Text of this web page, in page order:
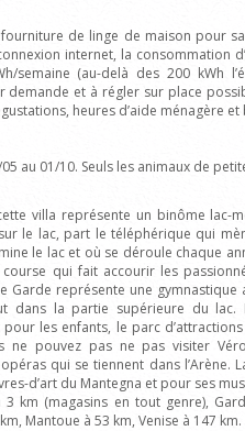
de linge de maison pour
internet, la consommation
semaine (au-delà des 200 kWh
demande et à régler sur place
heures d’aide ménagère et
au 01/10. Seuls les animaux de
villa représente un binôme lac-
le lac, part le téléphérique qui
le lac et où se déroule chaque
qui fait accourir les
Garde représente une gymnastique
dans la partie supérieure du
les enfants, le parc
ne pouvez pas ne pas visiter
qui se tiennent dans l’Arène.
d’art du Mantegna et pour ses
km (magasins en tout genre),
Mantoue à 53 km, Venise à 147 km.